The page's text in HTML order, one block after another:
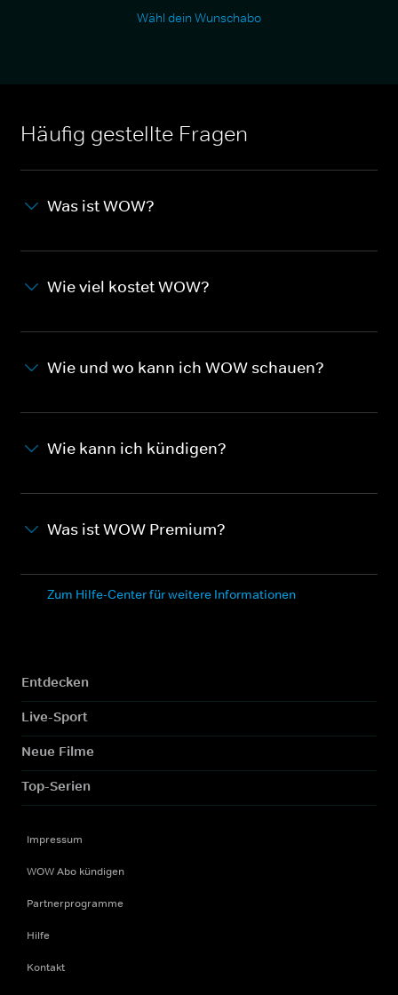
Wähl dein Wunschabo
Häufig gestellte Fragen
Was ist WOW?
Wie viel kostet WOW?
Wie und wo kann ich WOW schauen?
Wie kann ich kündigen?
Was ist WOW Premium?
Zum Hilfe-Center für weitere Informationen
Entdecken
Live-Sport
Neue Filme
Top-Serien
Impressum
WOW Abo kündigen
Partnerprogramme
Hilfe
Kontakt